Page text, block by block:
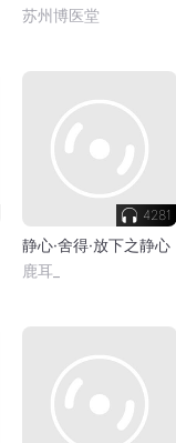
苏州博医堂
4281
静心·舍得·放下之静心
鹿耳_